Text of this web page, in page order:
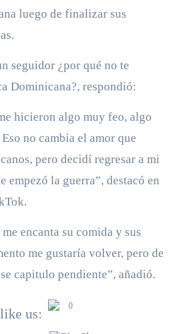
luego de finalizar sus
seguidor ¿por qué no te
Dominicana?, respondió:
hicieron algo muy feo, algo
no cambia el amor que
pero decidí regresar a mi
empezó la guerra”, destacó en
encanta su comida y sus
me gustaría volver, pero de
capitulo pendiente”, añadió.
us:
0